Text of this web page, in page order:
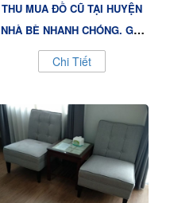
THU MUA ĐỒ CŨ TẠI HUYỆN
NHÀ BÈ NHANH CHÓNG, GIÁ
TỐT – NỘI THẤT VIỆT
VƯỢNG
Chi Tiết